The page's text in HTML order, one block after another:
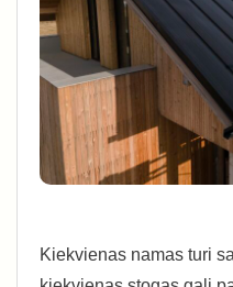
Kiekvienas namas turi